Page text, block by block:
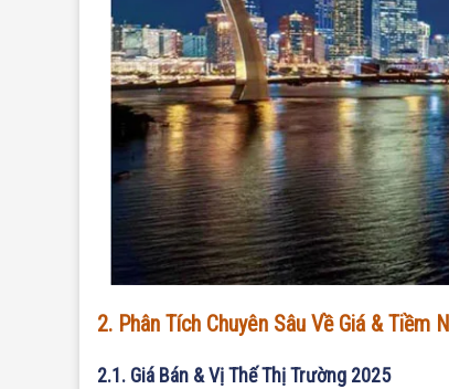
2. Phân Tích Chuyên Sâu Về Giá & Tiềm
2.1. Giá Bán & Vị Thế Thị Trường 2025